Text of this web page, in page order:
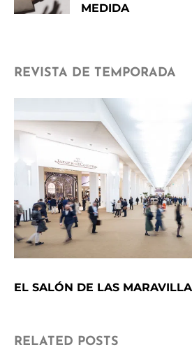
MEDIDA
REVISTA DE TEMPORADA
EL SALÓN DE LAS
RELATED POSTS